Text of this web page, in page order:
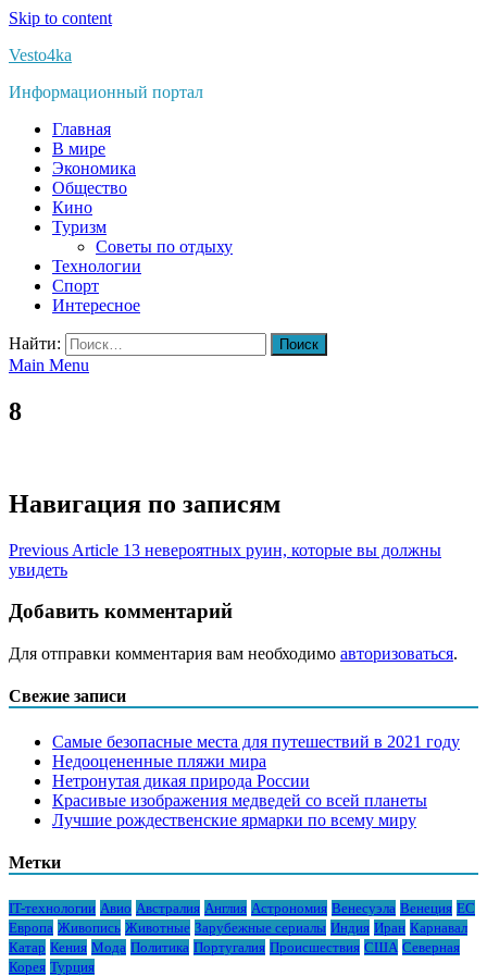
Skip to content
Vesto4ka
Информационный портал
Главная
В мире
Экономика
Общество
Кино
Туризм
Советы по отдыху
Технологии
Спорт
Интересное
Найти:
Main Menu
8
Навигация по записям
Previous Article 13 невероятных руин, которые вы должны
увидеть
Добавить комментарий
Для отправки комментария вам необходимо авторизоваться.
Свежие записи
Самые безопасные места для путешествий в 2021 году
Недооцененные пляжи мира
Нетронутая дикая природа России
Красивые изображения медведей со всей планеты
Лучшие рождественские ярмарки по всему миру
Метки
IT-технологии Авио Австралия Англия Астрономия Венесуэла Венеция ЕС
Европа Живопись Животные Зарубежные сериалы Индия Иран Карнавал
Катар Кения Мода Политика Португалия Происшествия США Северная
Корея Турция